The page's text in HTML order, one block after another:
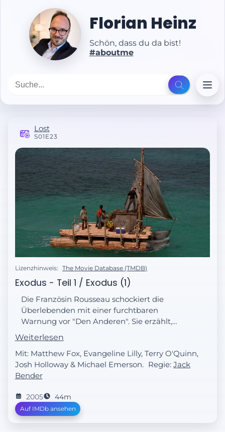
Florian Heinz
Schön, dass du da bist!
#aboutme
Lost
S01E23
Lizenzhinweis: The Movie Database (TMDB)
Exodus - Teil 1 / Exodus (1)
Die Französin Rousseau schockiert die
Überlebenden mit einer furchtbaren
Warnung vor "Den Anderen". Sie erzählt,
was ihr vor 16 Jahren zugestoßen ist.
Währenddessen verstärken Michael und Jin
die Arbeit am Floß, um es seetüchtig zu
machen.
Weiterlesen
Mit: Matthew Fox, Evangeline Lilly, Terry O'Quinn,
Josh Holloway & Michael Emerson. Regie:Jack
Bender
2005 44m
Auf IMDb ansehen